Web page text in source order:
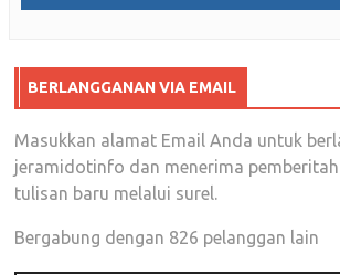
BERLANGGANAN VIA EMAIL
Masukkan alamat Email Anda untuk
jeramidotinfo dan menerima
tulisan baru melalui surel.
Bergabung dengan 826 pelanggan lain